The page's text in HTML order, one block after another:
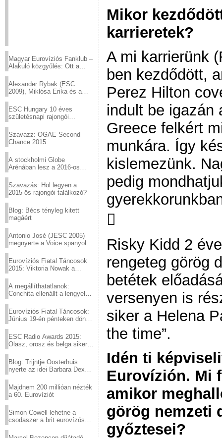
Magyar Eurovíziós Fanklub –
Alakuló közgyűlés: Ott a
Alexander Rybak (ESC
2009), Miklósa Erika és a
sztárjai a Margitszigeten
ESC Hungary 10 éves
születésnapi rajongói
Szavazz: OGAE Second
Chance 2015
A stockholmi Globe
Arénában lesz a 2016-os
Szavazás: Hol legyen a
2015-ös rajongói találkozó?
Blog: Bécs tényleg kitett
magáért
Antonio José (JESC 2005)
megnyerte a Voice spanyol
Eurovíziós Fiatal Táncosok
2015: Viktoria Nowak a
A megállíthatatlanok:
Conchita ellenállt a lengyel
Eurovíziós Fiatal Táncosok:
Június 19-én pénteken döntő
ESC Radio Awards 2015:
Olasz, orosz és belga siker,
Blog: Trijntje Oosterhuis
nyerte az idei Barbara Dex
Majdnem 200 millióan nézték
a 60. Eurovíziót
Simon Cowell lehetne a
csodaszer a brit eurovízós
Mikor
karrieretek?
A mi karrierünk
ben kezdődött,
Perez Hilton
indult be igazán
Greece felkért
munkára. Így
kislemezünk.
pedig

Risky Kidd 2
rengeteg görög
betétek
versenyen is
siker a Helena
the time”.
Idén ti
Eurovízión. Mi
amikor
görög nemzeti
győztesei?